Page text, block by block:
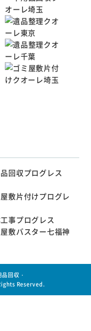
回収・
Reserved.